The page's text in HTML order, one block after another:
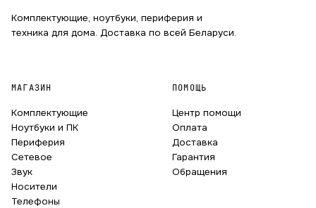
Комплектующие, ноутбуки, периферия и
техника для дома. Доставка по всей Беларуси.
МАГАЗИН
Комплектующие
Ноутбуки и ПК
Периферия
Сетевое
Звук
Носители
Телефоны
ПОМОЩЬ
Центр помощи
Оплата
Доставка
Гарантия
Обращения